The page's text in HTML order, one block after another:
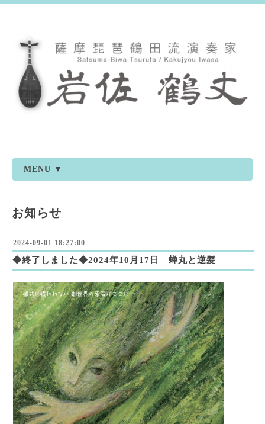
MENU ▼
お知らせ
2024-09-01 18:27:00
◆終了しました◆2024年10月17日 蝉丸と逆髪